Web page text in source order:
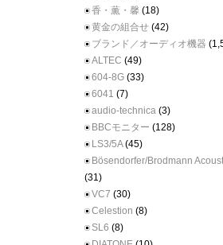
香・薫・馨 (18)
黄金の組合せ (42)
ブランド／オーディオ機器
ALTEC (49)
604-8G (33)
6041 (7)
audio-technica (3)
BBCモニター (128)
LS3/5A(45)
Bösendorfer/Brodmann
(31)
VC7 (30)
Celestion (8)
SL6 (8)